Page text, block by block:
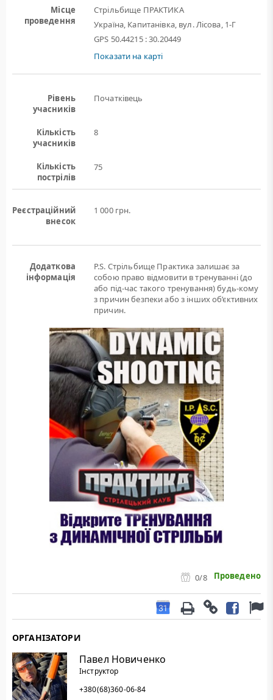
Місце
проведення
Стрільбище ПРАКТИКА
Україна, Капитанівка, вул. Лісова, 1-Г
GPS 50.44215 : 30.20449
Показати на карті
Рівень
учасників
Початківець
Кількість
учасників
8
Кількість
пострілів
75
Реєстраційний
внесок
1 000 грн.
Додаткова
інформація
P.S. Стрільбище Практика залишає за
собою право відмовити в тренуванні (до
або під-час такого тренування) будь-кому
з причин безпеки або з інших об’єктивних
причин.
0/8 Проведено
ОРГАНІЗАТОРИ
Павел Новиченко
Інструктор
+380(68)360-06-84